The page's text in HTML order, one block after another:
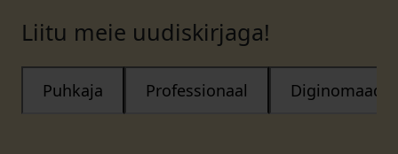
Liitu meie uudiskirjaga!
Puhkaja Professionaal Diginomaad